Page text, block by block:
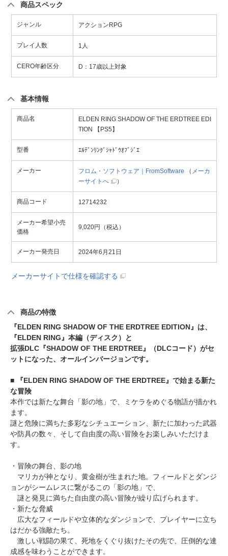
商品スペック
ジャンル アクションRPG
プレイ人数 1人
CERO年齢区分 D：17歳以上対象
基本情報
商品名
ELDEN RING SHADOW OF THE ERDTREE EDI
TION 【PS5】
型番 ｴﾙﾃﾞﾝﾘﾝｸﾞｼｬﾄﾞｳｵﾌﾞｼﾞｴ
メーカー フロム・ソフトウェア｜FromSoftware （ メーカ
ーサイトへ
）
商品コード 12714232
メーカー希望小売
価格
9,020円（税込）
メーカー発売日 2024年6月21日
メーカーサイトで仕様を確認する
商品の特徴
『ELDEN RING SHADOW OF THE ERDTREE EDITION』は、
『ELDEN RING』本編（ディスク）と
拡張DLC『SHADOW OF THE ERDTREE』（DLCコード）がセ
ットになった、オールインバージョンです。
■ 『ELDEN RING SHADOW OF THE ERDTREE』で始まる新た
な冒険
本作では新たな舞台「影の地」で、ミケラをめぐる物語が描かれ
ます。
謎と危険に満ちた多彩なシチュエーション、新たに加わった武器
や防具の数々、そして自由度の高い冒険をお楽しみいただけま
す。
・冒険の舞台、影の地
マリカが神となり、黄金樹が生まれた地。フィールドとダンジ
ョンがシームレスに繋がるこの「影の地」で、
謎と発見に満ちた自由度の高い冒険が繰り広げられます。
・新たな脅威
広大なフィールドや立体的なダンジョンで、プレイヤーに立ち
はだかる強敵たち。
激しい戦闘の果て、死地をくぐり抜けたその先で、圧倒的な達
成感を味わうことができます。